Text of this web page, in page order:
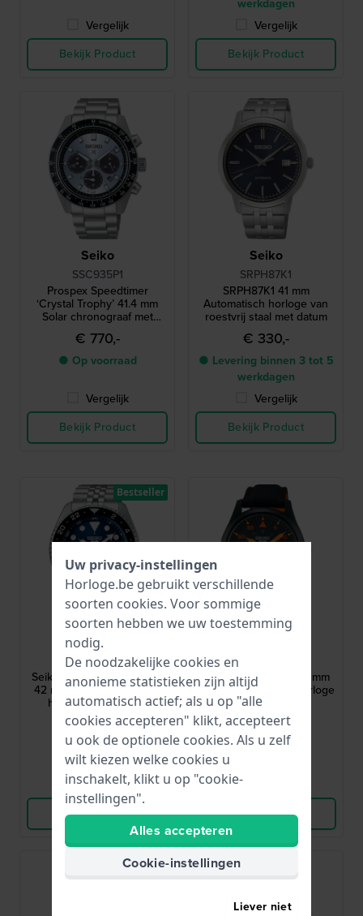
Vergelijk
Bekijk Product
Vergelijk
Bekijk Product
Seiko
SSC935P1
Prospex Speedtimer
‘Crystal Trophy’ 41.4 mm
Solar chronograaf met
datum
€ 770,-
● Op voorraad
Vergelijk
Bekijk Product
Seiko
SRPH87K1
SRPH87K1 41 mm
Automatisch horloge van
roestvrij staal met datum
€ 330,-
● Levering binnen 3 tot 5
werkdagen
Vergelijk
Bekijk Product
Seiko
SSK003K1
Seiko 5 Sports - Blueberry
42 mm Automatisch GMT
herenhorloge - SKX
herinterpretatie
€ 490,-
● Op voorraad
Vergelijk
Bekijk Product
Bestseller
Seiko 5 - Flieger 39.4 mm
Automatisch pilotenhorloge
met dag-datum
€ 350,-
● Op voorraad
Bekijk Product
Uw privacy-instellingen
Horloge.be gebruikt verschillende
soorten cookies. Voor sommige
soorten hebben we uw toestemming
nodig.
De noodzakelijke cookies en
anonieme statistieken zijn altijd
automatisch actief; als u op "alle
cookies accepteren" klikt, accepteert
u ook de optionele cookies. Als u zelf
wilt kiezen welke cookies u
inschakelt, klikt u op "cookie-
instellingen".
Alles accepteren
Cookie-instellingen
Liever niet